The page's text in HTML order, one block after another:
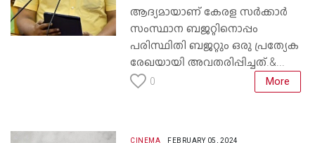
ആദ്യമായാണ് കേരള സർക്കാർ
സംസ്ഥാന ബജറ്റിനൊപ്പം
പരിസ്ഥിതി ബജറ്റും ഒരു പ്രത്യേക
രേഖയായി അവതരിപ്പിച്ചത്.&...
0 More
CINEMA FEBRUARY 05, 2024